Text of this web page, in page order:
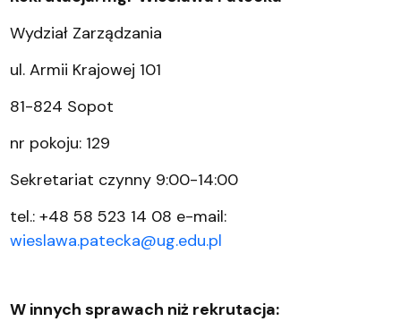
Wydział Zarządzania
ul. Armii Krajowej 101
81-824 Sopot
nr pokoju: 129
Sekretariat czynny 9:00-14:00
tel.: +48 58 523 14 08 e-mail:
wieslawa.patecka@ug.edu.pl
W innych sprawach niż rekrutacja: